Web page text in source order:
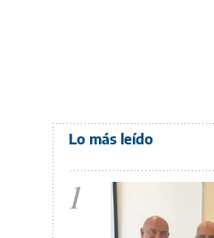
Lo más leído
1